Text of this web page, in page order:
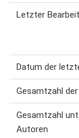
Letzter
Datum der
Gesamtzahl
Gesamtzahl
Autoren